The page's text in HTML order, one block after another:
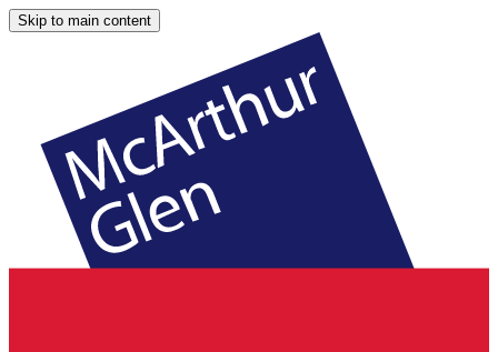
Skip to main content